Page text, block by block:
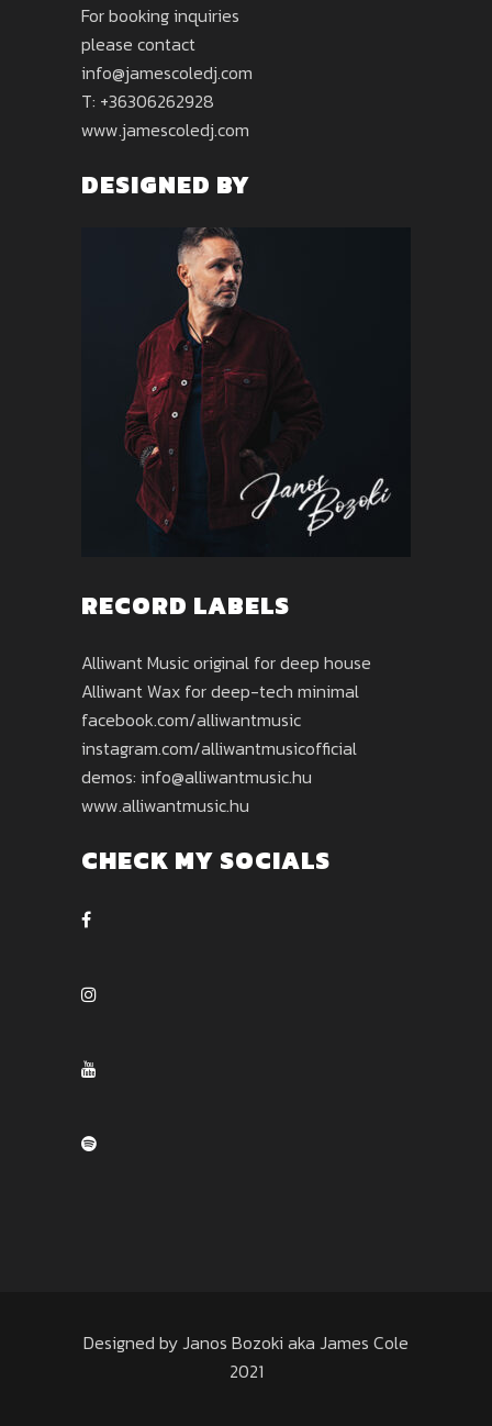
For booking inquiries
please contact
info@jamescoledj.com
T: +36306262928
www.jamescoledj.com
DESIGNED BY
RECORD LABELS
Alliwant Music original for deep house
Alliwant Wax for deep-tech minimal
facebook.com/alliwantmusic
instagram.com/alliwantmusicofficial
demos: info@alliwantmusic.hu
www.alliwantmusic.hu
CHECK MY SOCIALS
Designed by Janos Bozoki aka James Cole
2021